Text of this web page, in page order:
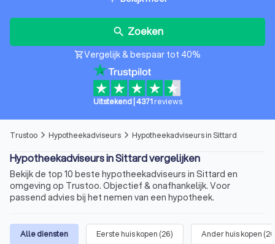
search Zoeken
shopping_cartVergelijk & bespaar tot 40%
Uitstekend| 4371 reviews
Trustoo arrow_forward_ios Hypotheekadviseurs arrow_forward_ios Hypotheekadviseurs in Sittard
Hypotheekadviseurs in Sittard vergelijken
Bekijk de top 10 beste hypotheekadviseurs in Sittard en
omgeving op Trustoo. Objectief & onafhankelijk. Voor
passend advies bij het nemen van een hypotheek.
Alle diensten Eerste huis kopen (26) Ander huis kopen (26